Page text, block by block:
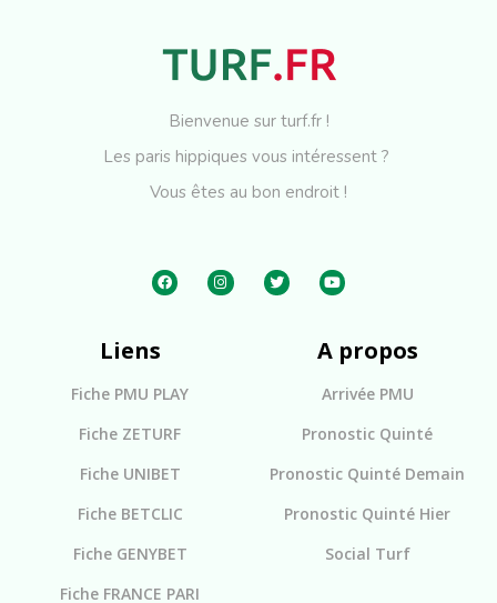
Bienvenue sur turf.fr !
Les paris hippiques vous intéressent ?
Vous êtes au bon endroit !
Liens
Fiche PMU PLAY
Fiche ZETURF
Fiche UNIBET
Fiche BETCLIC
Fiche GENYBET
Fiche FRANCE PARI
A propos
Arrivée PMU
Pronostic Quinté
Pronostic Quinté Demain
Pronostic Quinté Hier
Social Turf